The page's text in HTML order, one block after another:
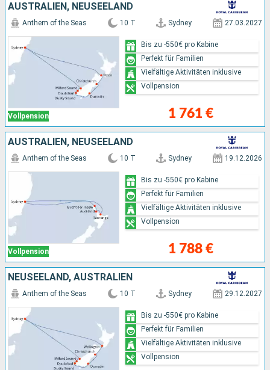
AUSTRALIEN, NEUSEELAND
Vollpension
Anthem of the Seas 10 T Sydney 27.03.2027
1 761 €
Bis zu -550€ pro Kabine
Perfekt für Familien
Vielfältige Aktivitäten inklusive
Vollpension
AUSTRALIEN, NEUSEELAND
Vollpension
Anthem of the Seas 10 T Sydney 19.12.2026
1 788 €
Bis zu -550€ pro Kabine
Perfekt für Familien
Vielfältige Aktivitäten inklusive
Vollpension
NEUSEELAND, AUSTRALIEN
Anthem of the Seas 10 T Sydney 29.12.2027
Bis zu -550€ pro Kabine
Perfekt für Familien
Vielfältige Aktivitäten inklusive
Vollpension